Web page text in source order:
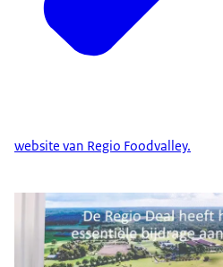
website van Regio Foodvalley.